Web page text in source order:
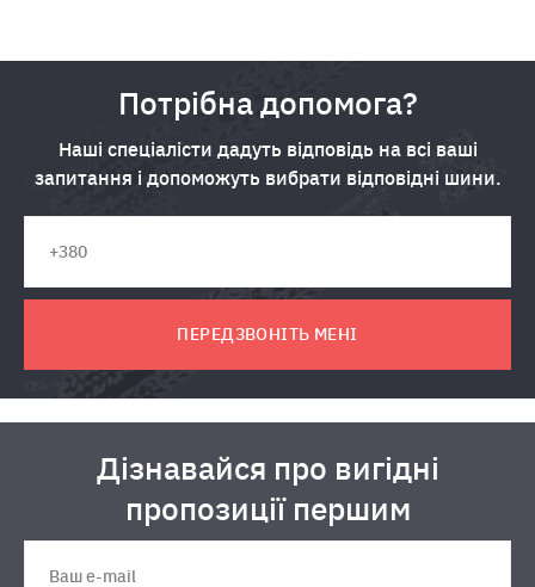
Потрібна допомога?
Наші спеціалісти дадуть відповідь на всі ваші
запитання і допоможуть вибрати відповідні шини.
ПЕРЕДЗВОНІТЬ МЕНІ
Дізнавайся про вигідні
пропозиції першим